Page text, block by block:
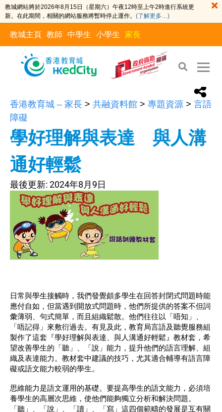
教城網站將於2026年8月15日（星期六）午夜12時至上午2時進行系統更
新。在此期間，相關的網站服務將暫時停止運作。 (了解更多…)
教城主頁 教師 中學生 小學生 家長
香港教育城 – 家長 > 共融資料館 > 專題資源 > 言語
障礙
學好理解與表達 與人溝
通好輕鬆
最後更新: 2024年8月9日
日常與學生接觸時，我們發覺頗多學生在回答封閉式問題時能
應付自如，但當遇到開放式問題時，他們所提供的答案不但詞
彙薄弱、句式簡單，而且組織鬆散。他們往往以「唔知」、
「唔記得」來敷衍過去。有見及此，教育局言語及聽覺服務組
製作了這套『學好理解與表達、與人溝通好輕鬆』教材套，希
望改善學生的「聽」、「說」能力，提升他們的語言理解、組
織及表達能力。教材套中建議的技巧，尤其適合輔導有語言障
礙或語文能力較弱的學生。
思維能力是語文運用的基礎。要提高學生的語文能力，必須培
養學生的高層次思維，使他們能夠獨立分析和解決問題。
「聽」、「說」、「讀」、「寫」這四個範疇的發展是互有關